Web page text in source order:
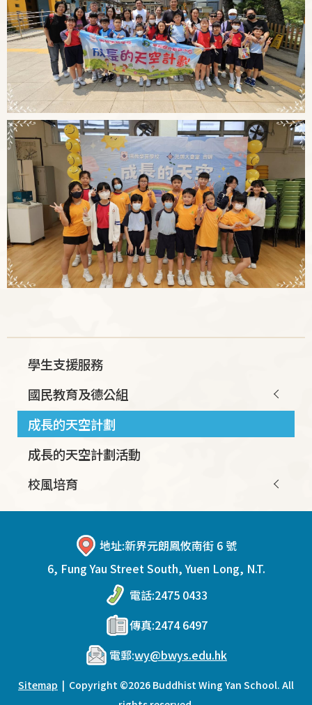
navigation
學生支援服務
國民教育及德公組
成長的天空計劃
成長的天空計劃活動
校風培育
地址:新界元朗鳳攸南街 6 號
6, Fung Yau Street South, Yuen Long, N.T.
電話:2475 0433
傳真:2474 6497
電郵:wy@bwys.edu.hk
Sitemap | Copyright ©2026 Buddhist Wing Yan School. All